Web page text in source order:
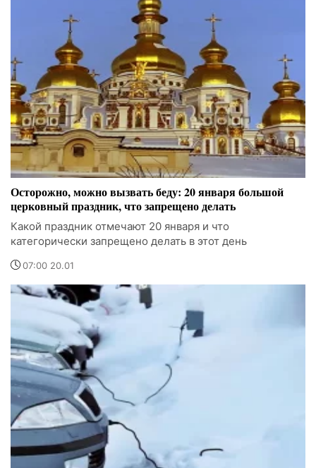
Осторожно, можно вызвать беду: 20 января большой
церковный праздник, что запрещено делать
Какой праздник отмечают 20 января и что
категорически запрещено делать в этот день
07:00 20.01